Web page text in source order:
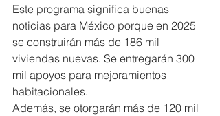
Este programa significa buenas
noticias para México porque en 2025
se construirán más de 186 mil
viviendas nuevas. Se entregarán 300
mil apoyos para mejoramientos
habitacionales.
Además, se otorgarán más de 120 mil